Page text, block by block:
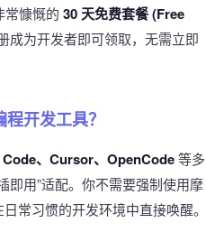
常慷慨的 30 天免费套餐 (Free
成为开发者即可领取，无需立即
开发工具？
、Cursor、OpenCode等多
即用”适配。你不需要强制使用摩
常习惯的开发环境中直接唤醒。